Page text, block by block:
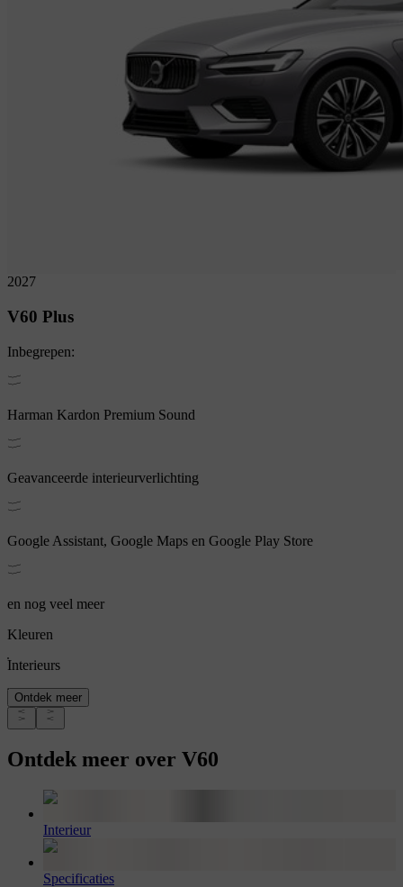
2027
V60 Plus
Inbegrepen:
Harman Kardon Premium Sound
Geavanceerde interieurverlichting
Google Assistant, Google Maps en Google Play Store
en nog veel meer
Kleuren
Interieurs
Ontdek meer
Ontdek meer over V60
Interieur
Specificaties